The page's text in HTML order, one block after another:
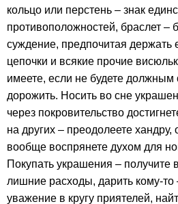
кольцо или перстень – знак
противоположностей, браслет –
суждение, предпочитая держать
цепочки и всякие прочие
имеете, если не будете должным
дорожить. Носить во сне
через покровительство
на других – преодолеете хандру,
вообще воспрянете духом для
Покупать украшения – получите
лишние расходы, дарить кому-то
уважение в кругу приятелей,